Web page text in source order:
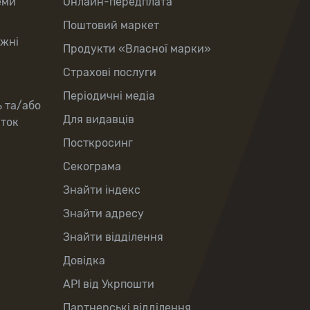
та/або
Поштовий маркет
Продукти «Власної марки»
Страхові послуги
Періодичні медіа
Для видавців
Посткросинг
Секограма
Знайти індекс
Знайти адресу
Знайти відділення
Довідка
API від Укрпошти